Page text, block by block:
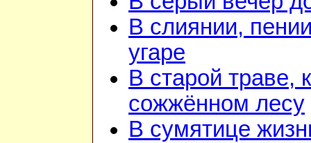
В слиянии,
угаре
В старой траве,
сожжённом лесу
В сумятице